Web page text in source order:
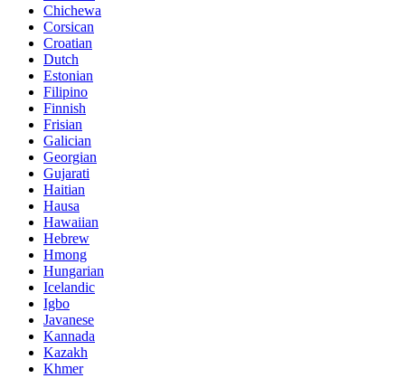
Chichewa
Corsican
Croatian
Dutch
Estonian
Filipino
Finnish
Frisian
Galician
Georgian
Gujarati
Haitian
Hausa
Hawaiian
Hebrew
Hmong
Hungarian
Icelandic
Igbo
Javanese
Kannada
Kazakh
Khmer